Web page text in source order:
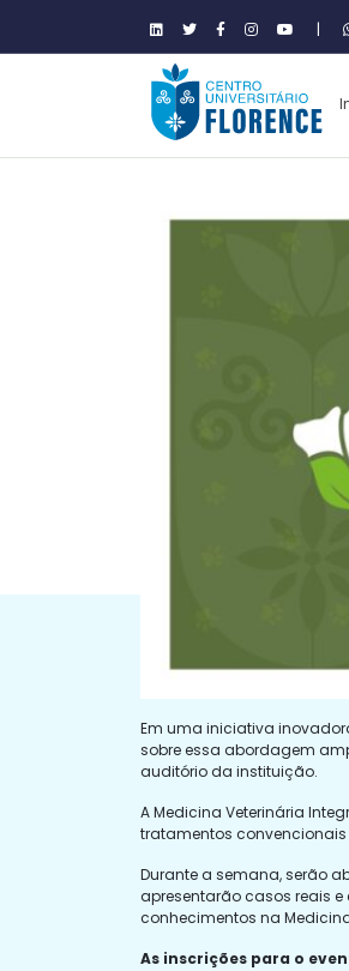
|
Em uma iniciativa
sobre essa abordagem
auditório da instituição.
A Medicina Veterinária
tratamentos
Durante a semana, serão
apresentarão casos reais
conhecimentos na
As inscrições para o